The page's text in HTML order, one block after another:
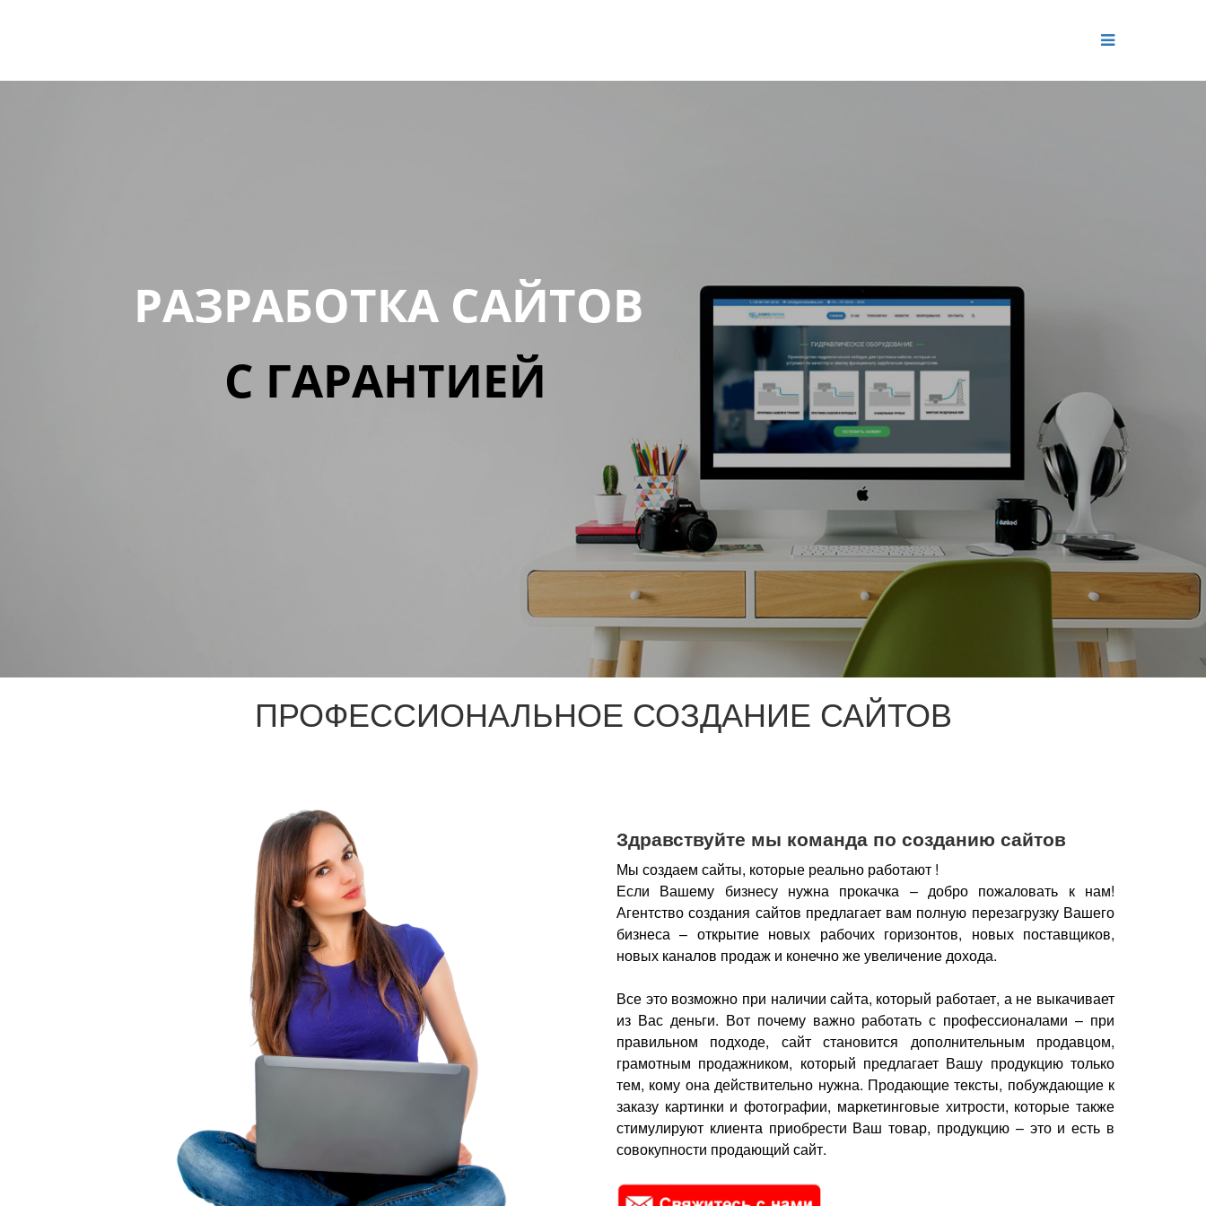
РАЗРАБОТКА САЙТОВ
С ГАРАНТИЕЙ
ПРОФЕССИОНАЛЬНОЕ СОЗДАНИЕ САЙТОВ
Здравствуйте мы команда по созданию сайтов
Мы создаем сайты, которые реально работают !
Если Вашему бизнесу нужна прокачка – добро пожаловать к нам!
Агентство создания сайтов предлагает вам полную перезагрузку Вашего
бизнеса – открытие новых рабочих горизонтов, новых поставщиков,
новых каналов продаж и конечно же увеличение дохода.
Все это возможно при наличии сайта, который работает, а не выкачивает
из Вас деньги. Вот почему важно работать с профессионалами – при
правильном подходе, сайт становится дополнительным продавцом,
грамотным продажником, который предлагает Вашу продукцию только
тем, кому она действительно нужна. Продающие тексты, побуждающие к
заказу картинки и фотографии, маркетинговые хитрости, которые также
стимулируют клиента приобрести Ваш товар, продукцию – это и есть в
совокупности продающий сайт.